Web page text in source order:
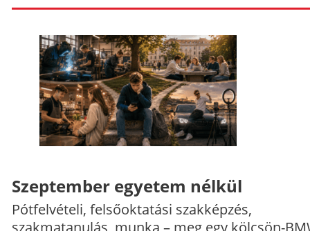
Szeptember egyetem nélkül
Pótfelvételi, felsőoktatási szakképzés,
szakmatanulás, munka – meg egy kölcsön-